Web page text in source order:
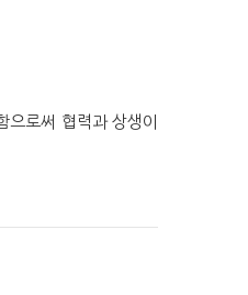
으로써 협력과 상생이